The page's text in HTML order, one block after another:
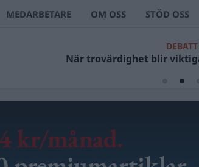
MEDARBETARE OM OSS STÖD OSS
DEBATT
När trovärdighet blir